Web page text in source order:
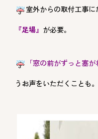
室外からの取付工事に
『足場』 が必要。
「窓の前がずっと塞
うお声をいただくことも。